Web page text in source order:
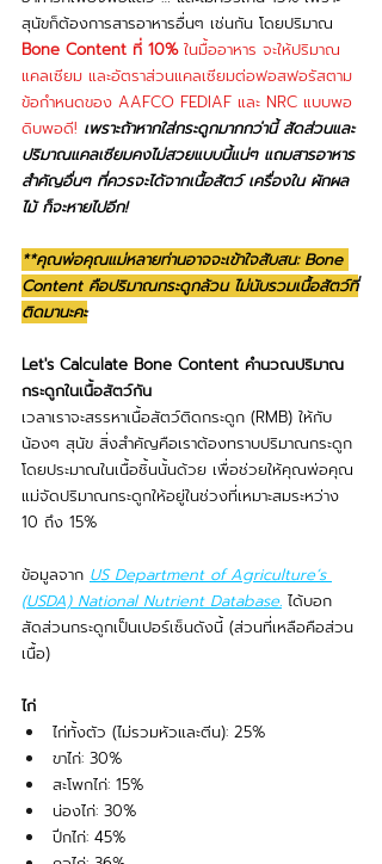
สุนัขก็ต้องการสารอาหารอื่นๆ เช่นกัน โดยปริมาณ
Bone Content ที่ 10% ในมื้ออาหาร จะให้ปริมาณ
แคลเซียม และอัตราส่วนแคลเซียมต่อฟอสฟอรัสตาม
ข้อกำหนดของ AAFCO FEDIAF และ NRC แบบพอ
ดิบพอดี! เพราะถ้าหากใส่กระดูกมากกว่านี้ สัดส่วนและ
ปริมาณแคลเซียมคงไม่สวยแบบนี้แน่ๆ แถมสารอาหาร
สำคัญอื่นๆ ที่ควรจะได้จากเนื้อสัตว์ เครื่องใน ผักผล
ไม้ ก็จะหายไปอีก!
**คุณพ่อคุณแม่หลายท่านอาจจะเข้าใจสับสน: Bone
Content คือปริมาณกระดูกล้วน ไม่นับรวมเนื้อสัตว์ที่
ติดมานะคะ
Let's Calculate Bone Content คำนวณปริมาณ
กระดูกในเนื้อสัตว์กัน
เวลาเราจะสรรหาเนื้อสัตว์ติดกระดูก (RMB) ให้กับ
น้องๆ สุนัข สิ่งสำคัญคือเราต้องทราบปริมาณกระดูก
โดยประมาณในเนื้อชิ้นนั้นด้วย เพื่อช่วยให้คุณพ่อคุณ
แม่จัดปริมาณกระดูกให้อยู่ในช่วงที่เหมาะสมระหว่าง
10 ถึง 15%
ข้อมูลจาก US Department of Agriculture’s
(USDA) National Nutrient Database. ได้บอก
สัดส่วนกระดูกเป็นเปอร์เซ็นดังนี้ (ส่วนที่เหลือคือส่วน
เนื้อ)
ไก่
ไก่ทั้งตัว (ไม่รวมหัวและตีน): 25%
ขาไก่: 30%
สะโพกไก่: 15%
น่องไก่: 30%
ปีกไก่: 45%